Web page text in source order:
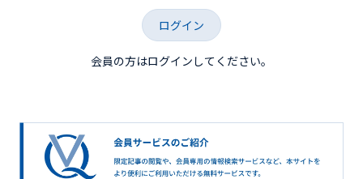
ログイン
会員の方はログインしてください。